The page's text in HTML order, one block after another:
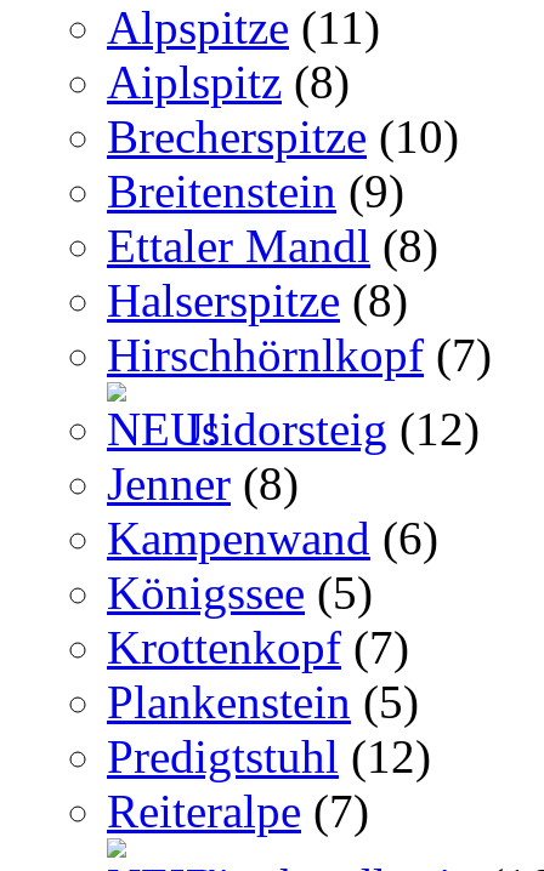
Alpspitze (11)
Aiplspitz (8)
Brecherspitze (10)
Breitenstein (9)
Ettaler Mandl (8)
Halserspitze (8)
Hirschhörnlkopf (7)
Isidorsteig (12)
Jenner (8)
Kampenwand (6)
Königssee (5)
Krottenkopf (7)
Plankenstein (5)
Predigtstuhl (12)
Reiteralpe (7)